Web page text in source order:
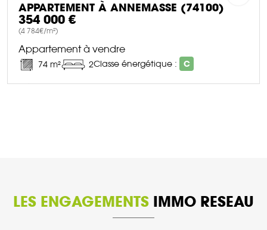
APPARTEMENT À ANNEMASSE (74100)
354 000 €
(4 784€/m²)
Appartement à vendre
74 m² 2Classe énergétique : C
LES ENGAGEMENTS IMMO RESEAU